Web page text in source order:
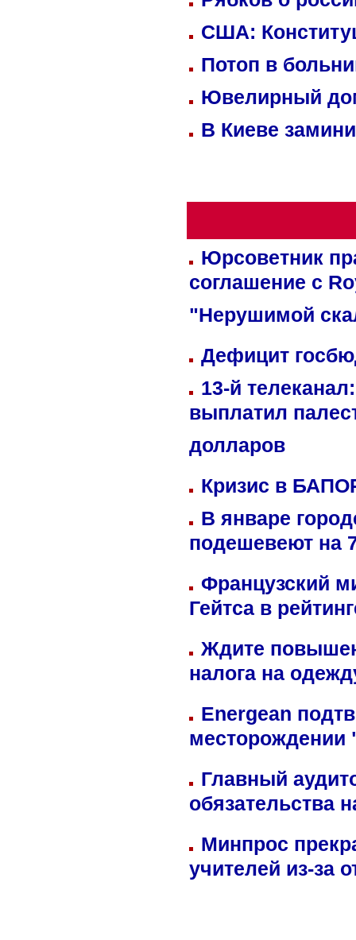
США:
Потоп в
Ювелирный
В Киеве
Юрсоветник
соглашение с
"Нерушимой
Дефицит
13-й
выплатил
долларов
Кризис в
В январе
подешевеют на
Французский
Гейтса в
Ждите
налога на
Energean
Главный
обязательства
Минпрос
учителей из-за